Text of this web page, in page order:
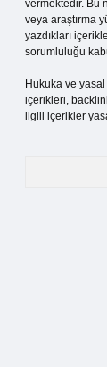
vermektedir. Bu
veya araştırma
yazdıkları
sorumluluğu
Hukuka ve
içerikleri,
ilgili içerikler